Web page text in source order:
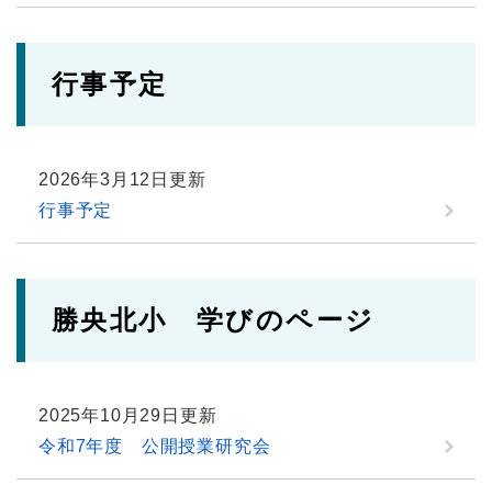
行事予定
2026年3月12日更新
行事予定
勝央北小 学びのページ
2025年10月29日更新
令和7年度 公開授業研究会